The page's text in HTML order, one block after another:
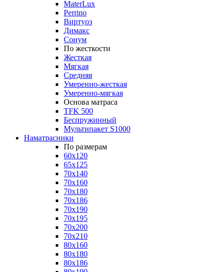
MaterLux
Perrino
Виртуоз
Димакс
Сонум
По жесткости
Жесткая
Мягкая
Средняя
Умеренно-жесткая
Умеренно-мягкая
Основа матраса
TFK 500
Беспружинный
Мультипакет S1000
Наматрасники
По размерам
60x120
65x125
70x140
70x160
70x180
70x186
70x190
70x195
70x200
70x210
80x160
80x180
80x186